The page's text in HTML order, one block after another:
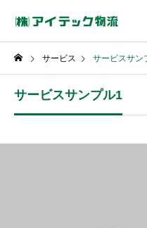
サービス サービスサン
サービスサンプル1